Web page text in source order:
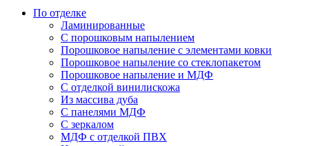
По отделке
Ламинированные
С порошковым напылением
Порошковое напыление с элементами ковки
Порошковое напыление со стеклопакетом
Порошковое напыление и МДФ
С отделкой винилискожа
Из массива дуба
С панелями МДФ
С зеркалом
МДФ с отделкой ПВХ